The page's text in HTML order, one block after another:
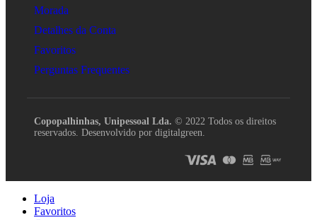
Morada
Detalhes da Conta
Favoritos
Perguntas Frequentes
Copopalhinhas, Unipessoal Lda. © 2022 Todos os direitos
reservados. Desenvolvido por digitalgreen.
Loja
Favoritos